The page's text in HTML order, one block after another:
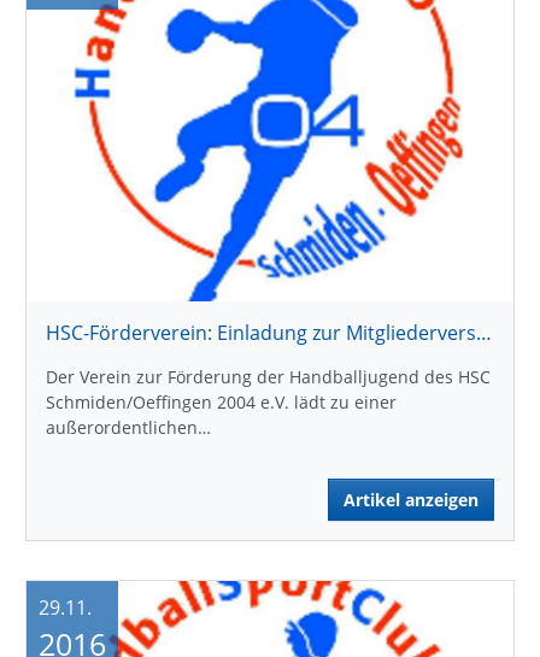
HSC-Förderverein: Einladung zur Mitgliederversammlung
Der Verein zur Förderung der Handballjugend des HSC
Schmiden/Oeffingen 2004 e.V. lädt zu einer
außerordentlichen…
Artikel anzeigen
29.11.
2016